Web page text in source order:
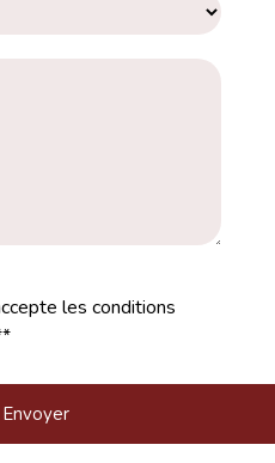
les conditions
Envoyer